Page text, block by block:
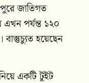
জাতিগত
পর্যন্ত ১২০
বাস্তুচ্যুত হয়েছেন
একটি টুইট